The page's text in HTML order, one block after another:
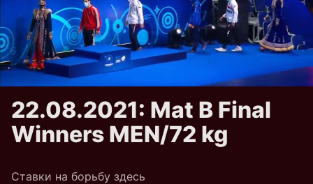
22.08.2021: Mat B Final
Winners MEN/72 kg
Ставки на борьбу здесь